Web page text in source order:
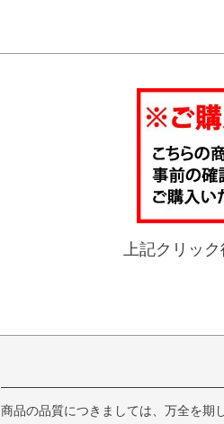
上記クリッ
商品の品質につきましては、万全を期